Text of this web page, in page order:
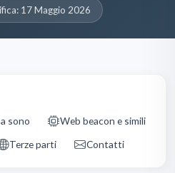
17 Maggio 2026
sono
Web beacon e simili
Terze parti Contatti